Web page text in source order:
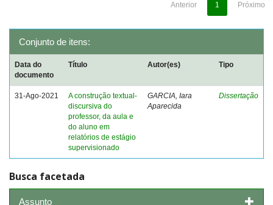
Anterior 1 Próximo
Conjunto de itens:
Data do
documento
Título Autor(es) Tipo
31-Ago-2021
A construção textual-
discursiva do
professor, da aula e
do aluno em
relatórios de estágio
supervisionado
GARCIA, Iara
Aparecida
Dissertação
Busca facetada
Assunto